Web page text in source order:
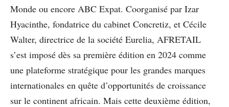
Monde ou encore ABC Expat. Coorganisé par Izar
Hyacinthe, fondatrice du cabinet Concretiz, et Cécile
Walter, directrice de la société Eurelia, AFRETAIL
s’est imposé dès sa première édition en 2024 comme
une plateforme stratégique pour les grandes marques
internationales en quête d’opportunités de croissance
sur le continent africain. Mais cette deuxième édition,